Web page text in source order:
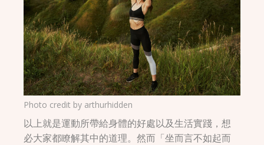
Photo credit by arthurhidden
以上就是運動所帶給身體的好處以及生活實踐，想
必大家都瞭解其中的道理。然而「坐而言不如起而